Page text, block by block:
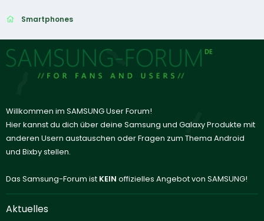
Smartphones
Willkommen im SAMSUNG User Forum!
Hier kannst du dich über deine Samsung und Galaxy Produkte mit
anderen Usern austauschen oder Fragen zum Thema Android
und Bixby stellen.
Das Samsung-Forum ist KEIN offizielles Angebot von SAMSUNG!
Aktuelles